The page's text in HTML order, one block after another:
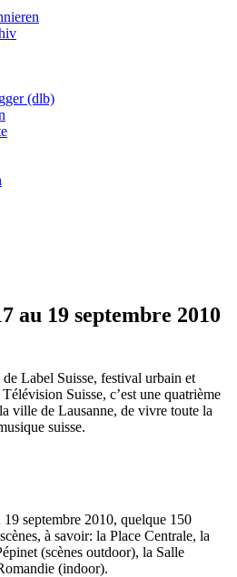
(dlb)
au 19 septembre 2010
Label Suisse, festival urbain et
Suisse, c’est une quatrième
ville de Lausanne, de vivre toute la
suisse.
septembre 2010, quelque 150
à savoir: la Place Centrale, la
(scènes outdoor), la Salle
(indoor).